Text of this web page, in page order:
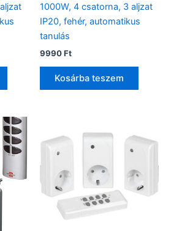
1000W, 4 csatorna, 3 aljzat
IP20, fehér, automatikus
tanulás
9990Ft
Kosárba teszem